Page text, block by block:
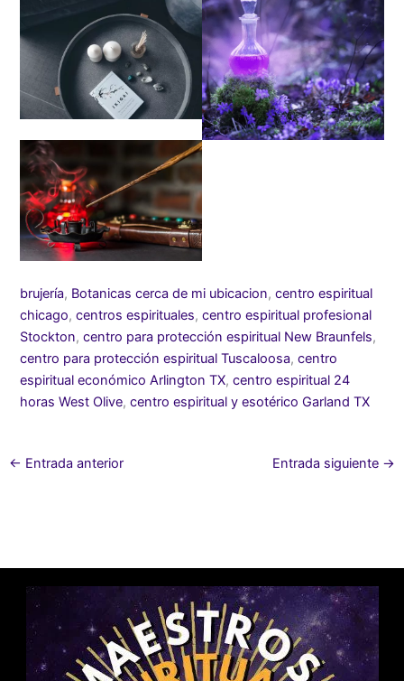
brujería, Botanicas cerca de mi ubicacion,centro espiritual
chicago,centros espirituales,centro espiritual profesional
Stockton,centro para protección espiritual New Braunfels,
centro para protección espiritual Tuscaloosa,centro
espiritual económico Arlington TX,centro espiritual 24
horas West Olive,centro espiritual y esotérico Garland TX
← Entrada anterior Entrada siguiente →